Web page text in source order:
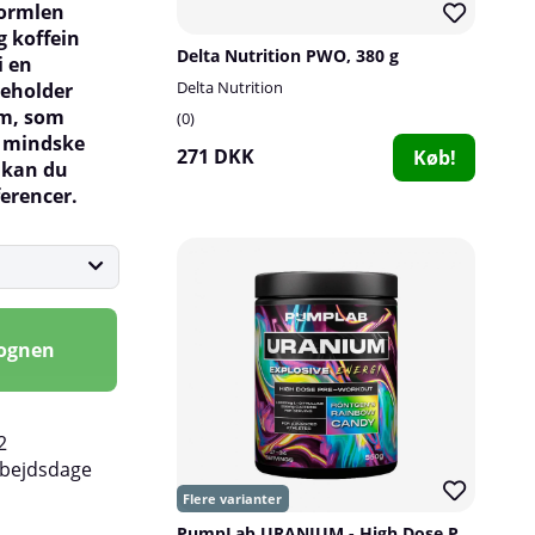
koffein
en
som
du
Delta Nutrition PWO, 380 g
Delta Nutrition
0
271 DKK Køb!